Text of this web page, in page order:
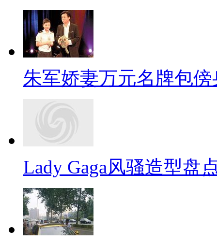
朱军娇妻万元名牌包
Lady Gaga风骚造型盘